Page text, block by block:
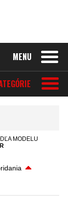
MENU
MODELU